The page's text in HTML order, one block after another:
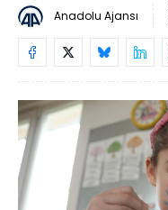
Anadolu Ajansı